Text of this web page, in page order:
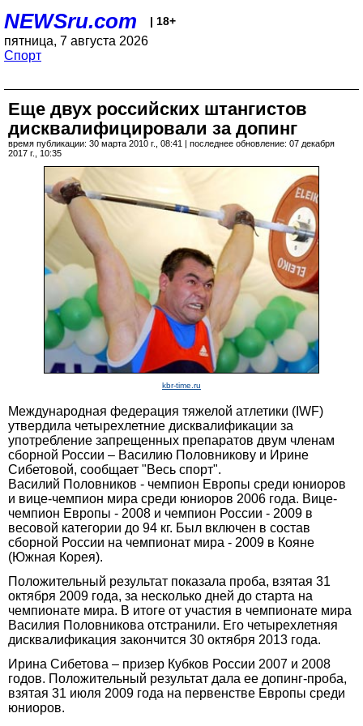
NEWSru.com | 18+
пятница, 7 августа 2026
Спорт
Еще двух российских штангистов
дисквалифицировали за допинг
время публикации: 30 марта 2010 г., 08:41 | последнее обновление: 07 декабря
2017 г., 10:35
kbr-time.ru
Международная федерация тяжелой атлетики (IWF)
утвердила четырехлетние дисквалификации за
употребление запрещенных препаратов двум членам
сборной России – Василию Половникову и Ирине
Сибетовой, сообщает "Весь спорт".
Василий Половников - чемпион Европы среди юниоров
и вице-чемпион мира среди юниоров 2006 года. Вице-
чемпион Европы - 2008 и чемпион России - 2009 в
весовой категории до 94 кг. Был включен в состав
сборной России на чемпионат мира - 2009 в Кояне
(Южная Корея).
Положительный результат показала проба, взятая 31
октября 2009 года, за несколько дней до старта на
чемпионате мира. В итоге от участия в чемпионате мира
Василия Половникова отстранили. Его четырехлетняя
дисквалификация закончится 30 октября 2013 года.
Ирина Сибетова – призер Кубков России 2007 и 2008
годов. Положительный результат дала ее допинг-проба,
взятая 31 июля 2009 года на первенстве Европы среди
юниоров.